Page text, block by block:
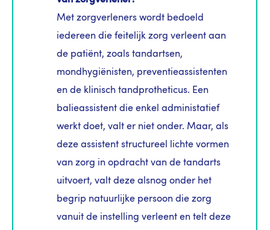
Met zorgverleners wordt bedoeld
iedereen die feitelijk zorg verleent aan
de patiënt, zoals tandartsen,
mondhygiënisten, preventieassistenten
en de klinisch tandprotheticus. Een
balieassistent die enkel administatief
werkt doet, valt er niet onder. Maar, als
deze assistent structureel lichte vormen
van zorg in opdracht van de tandarts
uitvoert, valt deze alsnog onder het
begrip natuurlijke persoon die zorg
vanuit de instelling verleent en telt deze